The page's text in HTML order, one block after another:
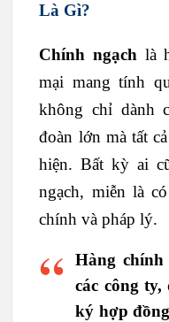
Là Gì?
Chính ngạch là
mại mang tính
không chỉ dành
đoàn lớn mà tất
hiện. Bất kỳ ai
ngạch, miễn là
chính và pháp lý.
Hàng chính
các công
ký hợp